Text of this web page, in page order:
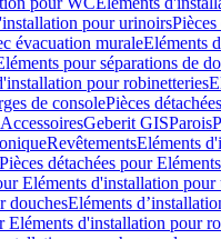
pour urinoirs
évacuation muraleEléments
pour séparations de
pour robinetteries
de consolePièces
Geberit GISParois
RevêtementsEléments
Pièces détachées pour
Eléments d'installation
douchesEléments
Eléments d'installation pour